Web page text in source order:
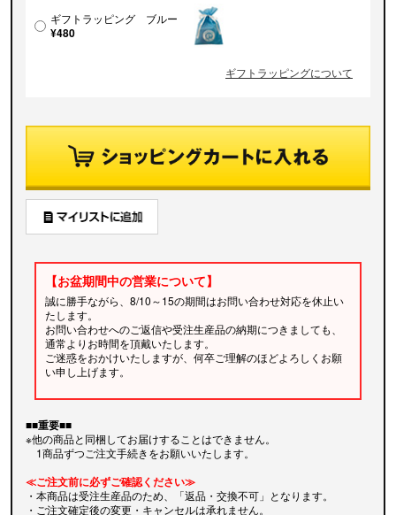
ギフトラッピング ブルー
¥480
ギフトラッピングについて
【お盆期間中の営業について】
誠に勝手ながら、8/10～15の期間はお問い合わせ対応を休止い
たします。
お問い合わせへのご返信や受注生産品の納期につきましても、
通常よりお時間を頂戴いたします。
ご迷惑をおかけいたしますが、何卒ご理解のほどよろしくお願
い申し上げます。
■■重要■■
※他の商品と同梱してお届けすることはできません。
1商品ずつご注文手続きをお願いいたします。
≪ご注文前に必ずご確認ください≫
・本商品は受注生産品のため、「返品・交換不可」となります。
・ご注文確定後の変更・キャンセルは承れません。